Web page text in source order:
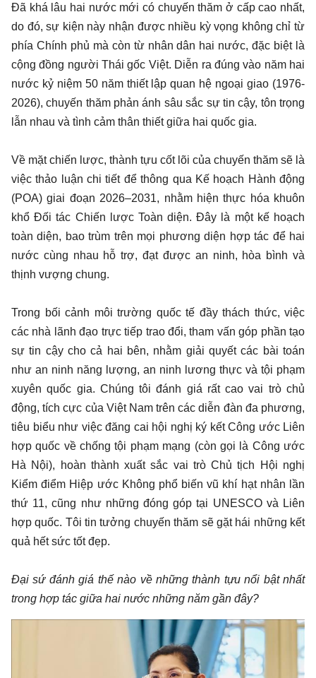
Đã khá lâu hai nước mới có chuyến thăm ở cấp cao nhất,
do đó, sự kiện này nhận được nhiều kỳ vọng không chỉ từ
phía Chính phủ mà còn từ nhân dân hai nước, đặc biệt là
cộng đồng người Thái gốc Việt. Diễn ra đúng vào năm hai
nước kỷ niệm 50 năm thiết lập quan hệ ngoại giao (1976-
2026), chuyến thăm phản ánh sâu sắc sự tin cậy, tôn trọng
lẫn nhau và tình cảm thân thiết giữa hai quốc gia.
Về mặt chiến lược, thành tựu cốt lõi của chuyến thăm sẽ là
việc thảo luận chi tiết để thông qua Kế hoạch Hành động
(POA) giai đoạn 2026–2031, nhằm hiện thực hóa khuôn
khổ Đối tác Chiến lược Toàn diện. Đây là một kế hoạch
toàn diện, bao trùm trên mọi phương diện hợp tác để hai
nước cùng nhau hỗ trợ, đạt được an ninh, hòa bình và
thịnh vượng chung.
Trong bối cảnh môi trường quốc tế đầy thách thức, việc
các nhà lãnh đạo trực tiếp trao đổi, tham vấn góp phần tạo
sự tin cậy cho cả hai bên, nhằm giải quyết các bài toán
như an ninh năng lượng, an ninh lương thực và tội phạm
xuyên quốc gia. Chúng tôi đánh giá rất cao vai trò chủ
động, tích cực của Việt Nam trên các diễn đàn đa phương,
tiêu biểu như việc đăng cai hội nghị ký kết Công ước Liên
hợp quốc về chống tội phạm mạng (còn gọi là Công ước
Hà Nội), hoàn thành xuất sắc vai trò Chủ tịch Hội nghị
Kiểm điểm Hiệp ước Không phổ biến vũ khí hạt nhân lần
thứ 11, cũng như những đóng góp tại UNESCO và Liên
hợp quốc. Tôi tin tưởng chuyến thăm sẽ gặt hái những kết
quả hết sức tốt đẹp.
Đại sứ đánh giá thế nào về những thành tựu nổi bật nhất
trong hợp tác giữa hai nước những năm gần đây?